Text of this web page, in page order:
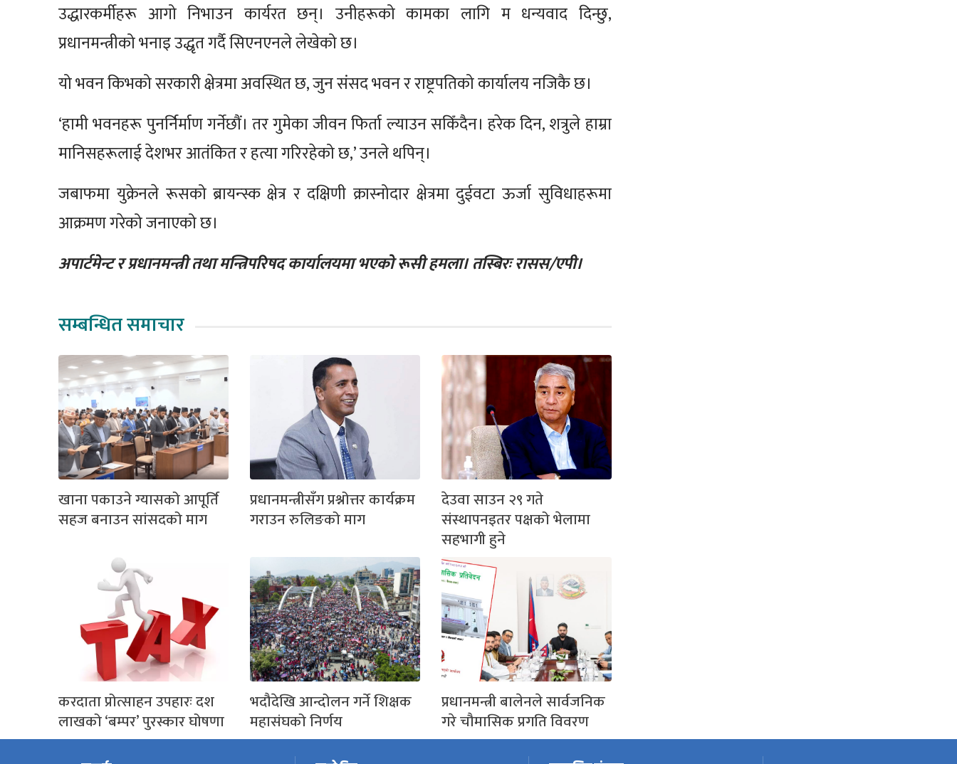
उद्धारकर्मीहरू आगो निभाउन कार्यरत छन्। उनीहरूको कामका लागि म धन्यवाद दिन्छु,
प्रधानमन्त्रीको भनाइ उद्धृत गर्दै सिएनएनले लेखेको छ।
यो भवन किभको सरकारी क्षेत्रमा अवस्थित छ, जुन संसद भवन र राष्ट्रपतिको कार्यालय नजिकै छ।
‘हामी भवनहरू पुनर्निर्माण गर्नेछौं। तर गुमेका जीवन फिर्ता ल्याउन सकिँदैन। हरेक दिन, शत्रुले हाम्रा
मानिसहरूलाई देशभर आतंकित र हत्या गरिरहेको छ,’ उनले थपिन्।
जबाफमा युक्रेनले रूसको ब्रायन्स्क क्षेत्र र दक्षिणी क्रास्नोदार क्षेत्रमा दुईवटा ऊर्जा सुविधाहरूमा
आक्रमण गरेको जनाएको छ।
अपार्टमेन्ट र प्रधानमन्त्री तथा मन्त्रिपरिषद कार्यालयमा भएको रूसी हमला। तस्बिरः रासस/एपी।
सम्बन्धित समाचार
खाना पकाउने ग्यासको आपूर्ति
सहज बनाउन सांसदको माग
प्रधानमन्त्रीसँग प्रश्नोत्तर कार्यक्रम
गराउन रुलिङको माग
देउवा साउन २९ गते
संस्थापनइतर पक्षको भेलामा
सहभागी हुने
करदाता प्रोत्साहन उपहारः दश
लाखको ‘बम्पर’ पुरस्कार घोषणा
भदौदेखि आन्दोलन गर्ने शिक्षक
महासंघको निर्णय
प्रधानमन्त्री बालेनले सार्वजनिक
गरे चौमासिक प्रगति विवरण